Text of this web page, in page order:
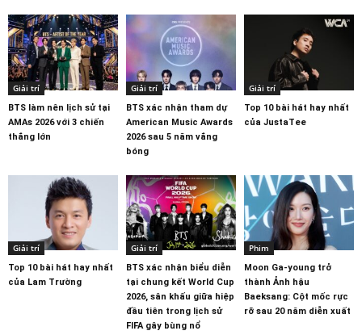
Giải trí
BTS làm nên lịch sử tại
AMAs 2026 với 3 chiến
thắng lớn
Giải trí
BTS xác nhận tham dự
American Music Awards
2026 sau 5 năm vắng
bóng
Giải trí
Top 10 bài hát hay nhất
của JustaTee
Giải trí
Top 10 bài hát hay nhất
của Lam Trường
Giải trí
BTS xác nhận biểu diễn
tại chung kết World Cup
2026, sân khấu giữa hiệp
đầu tiên trong lịch sử
FIFA gây bùng nổ
Phim
Moon Ga-young trở
thành Ảnh hậu
Baeksang: Cột mốc rực
rỡ sau 20 năm diễn xuất